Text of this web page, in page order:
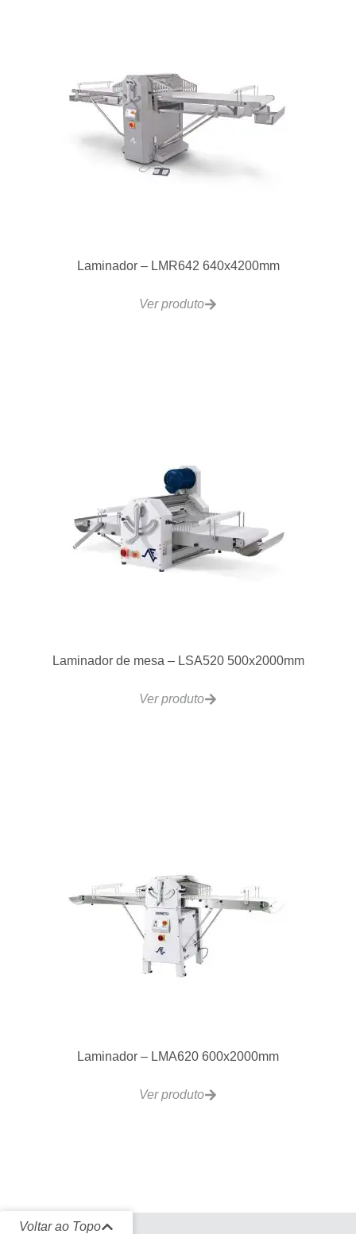
Laminador – LMR642 640x4200mm
Ver produto
Laminador de mesa – LSA520 500x2000mm
Ver produto
Laminador – LMA620 600x2000mm
Ver produto
Voltar ao Topo